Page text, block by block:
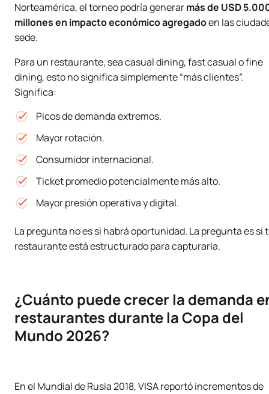
Norteamérica, el torneo podría generarmás de USD
millones en impacto económico agregadoen las
sede.
Para un restaurante, sea casual dining, fast casual o fine
dining, esto no significa simplemente “más clientes”.
Significa:
Picos de demanda extremos.
Mayor rotación.
Consumidor internacional.
Ticket promedio potencialmente más alto.
Mayor presión operativa y digital.
La pregunta no es si habrá oportunidad. La pregunta es si
restaurante está estructurado para capturarla.
¿Cuánto puede crecer la demanda
restaurantes durante la Copa del
Mundo 2026?
En el Mundial de Rusia 2018, VISA reportó incrementos de